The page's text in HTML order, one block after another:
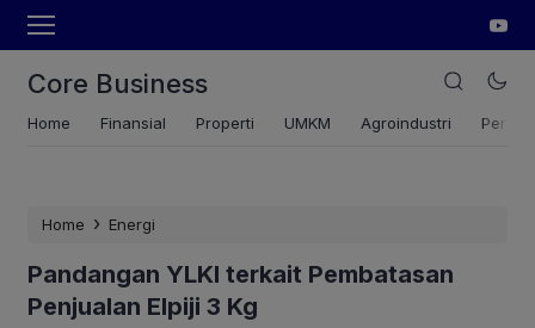
Core Business
Home Finansial Properti UMKM Agroindustri
Home › Energi
Pandangan YLKI terkait Pembatasan
Penjualan Elpiji 3 Kg